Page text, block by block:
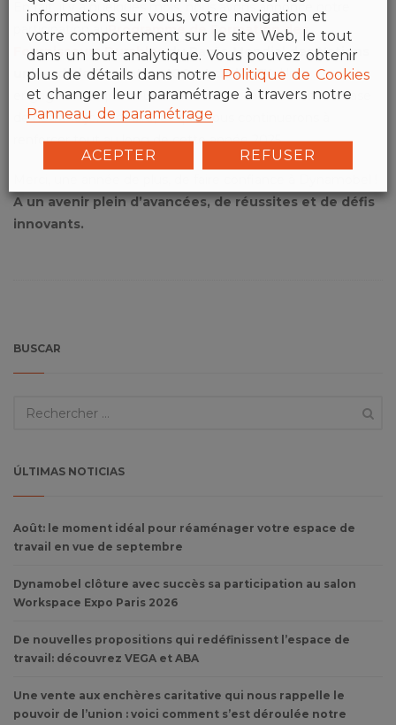
En fait, il y a quelques mois, nous avons annoncé notre
participation au Programme de Formation des
Fournisseurs Durables du Pacte Mondial des Nations
unies, de la Fondation ICO et de l’ICEX.Un
engagement que nous continuons à maintenir sur la base
de notre façon de faire, et que nous continuerons à
renforcer tout au long de cette année 2025.
A un avenir plein d’avancées, de réussites et de défis
innovants.
BUSCAR
ÚLTIMAS NOTICIAS
Août: le moment idéal pour réaménager votre espace de
travail en vue de septembre
Dynamobel clôture avec succès sa participation au salon
Workspace Expo Paris 2026
De nouvelles propositions qui redéfinissent l’espace de
travail: découvrez VEGA et ABA
Une vente aux enchères caritative qui nous rappelle le
pouvoir de l’union : voici comment s’est déroulée notre
informations sur vous, votre navigation et
votre comportement sur le site Web, le tout
dans un but analytique. Vous pouvez obtenir
plus de détails dans notre Politique de Cookies
et changer leur paramétrage à travers notre
Panneau de paramétrage
ACEPTER REFUSER